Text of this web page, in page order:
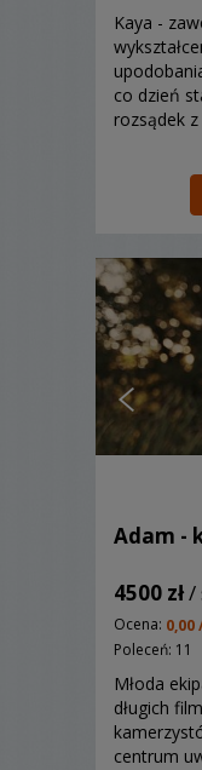
Kaya -
co dzień
rozsądek
Adam -
4500 zł/
Ocena: 0,00
Poleceń: 11
Młoda
długich
centrum